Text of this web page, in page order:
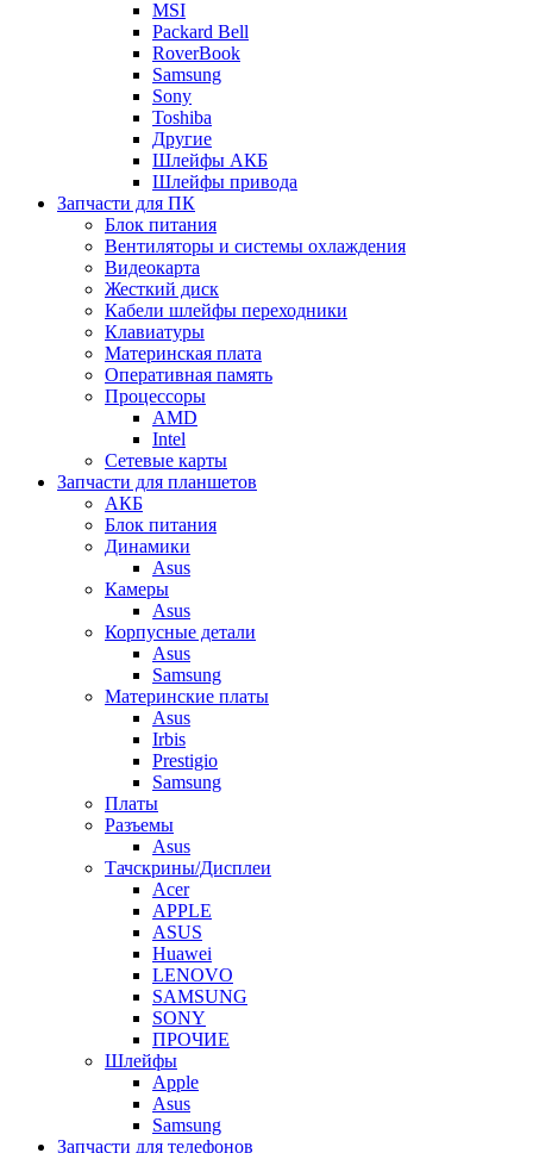
MSI
Packard Bell
RoverBook
Samsung
Sony
Toshiba
Другие
Шлейфы АКБ
Шлейфы привода
Запчасти для ПК
Блок питания
Вентиляторы и системы охлаждения
Видеокарта
Жесткий диск
Кабели шлейфы переходники
Клавиатуры
Материнская плата
Оперативная память
Процессоры
AMD
Intel
Сетевые карты
Запчасти для планшетов
АКБ
Блок питания
Динамики
Asus
Камеры
Asus
Корпусные детали
Asus
Samsung
Материнские платы
Asus
Irbis
Prestigio
Samsung
Платы
Разъемы
Asus
Тачскрины/Дисплеи
Acer
APPLE
ASUS
Huawei
LENOVO
SAMSUNG
SONY
ПРОЧИЕ
Шлейфы
Apple
Asus
Samsung
Запчасти для телефонов